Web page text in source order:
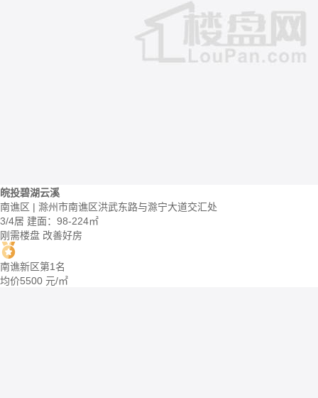
皖投碧湖云溪
南谯区 | 滁州市南谯区洪武东路与滁宁大道交汇处
3/4居 建面：98-224㎡
刚需楼盘 改善好房
南谯新区第1名
均价5500 元/㎡